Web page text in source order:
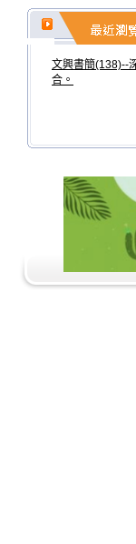
文興書簡(138)--
合。